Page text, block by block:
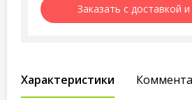
Заказать с доставкой
Характеристики